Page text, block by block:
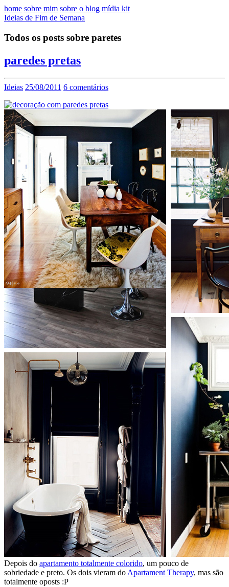
home sobre mim sobre o blog mídia kit
Ideias de Fim de Semana
Todos os posts sobre paretes
paredes pretas
Ideias 25/08/2011 6 comentários
Depois do apartamento totalmente colorido, um pouco de
sobriedade e preto. Os dois vieram do Apartament Therapy, mas são
totalmente oposts :P